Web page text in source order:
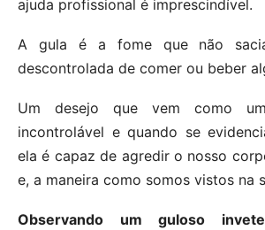
ajuda profissional é imprescindível.
A gula é a fome que não
descontrolada de comer ou beber
Um desejo que vem como
incontrolável e quando se
ela é capaz de agredir o nosso
e, a maneira como somos vistos na
Observando um guloso